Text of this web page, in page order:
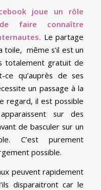
joue un rôle
faire connaître
Le partage
même s’il est un
totalement gratuit de
qu’auprès de ses
un passage à la
regard, il est possible
sur des
de basculer sur un
C’est purement
possible.
peuvent rapidement
disparaitront car le